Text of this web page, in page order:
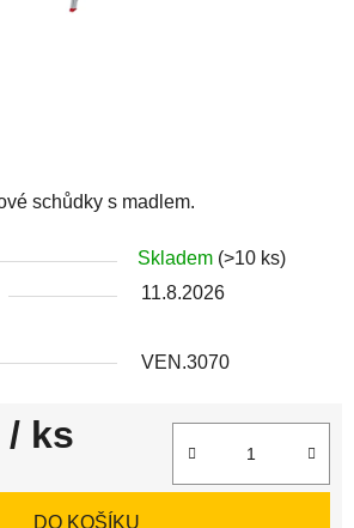
schůdky s madlem.
Skladem (>10 ks)
11.8.2026
VEN.3070
/ ks
DO KOŠÍKU